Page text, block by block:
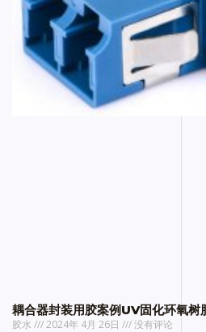
耦合器封装用胶案例UV固化环氧树
胶水 2024年 4月 26日
没有评论